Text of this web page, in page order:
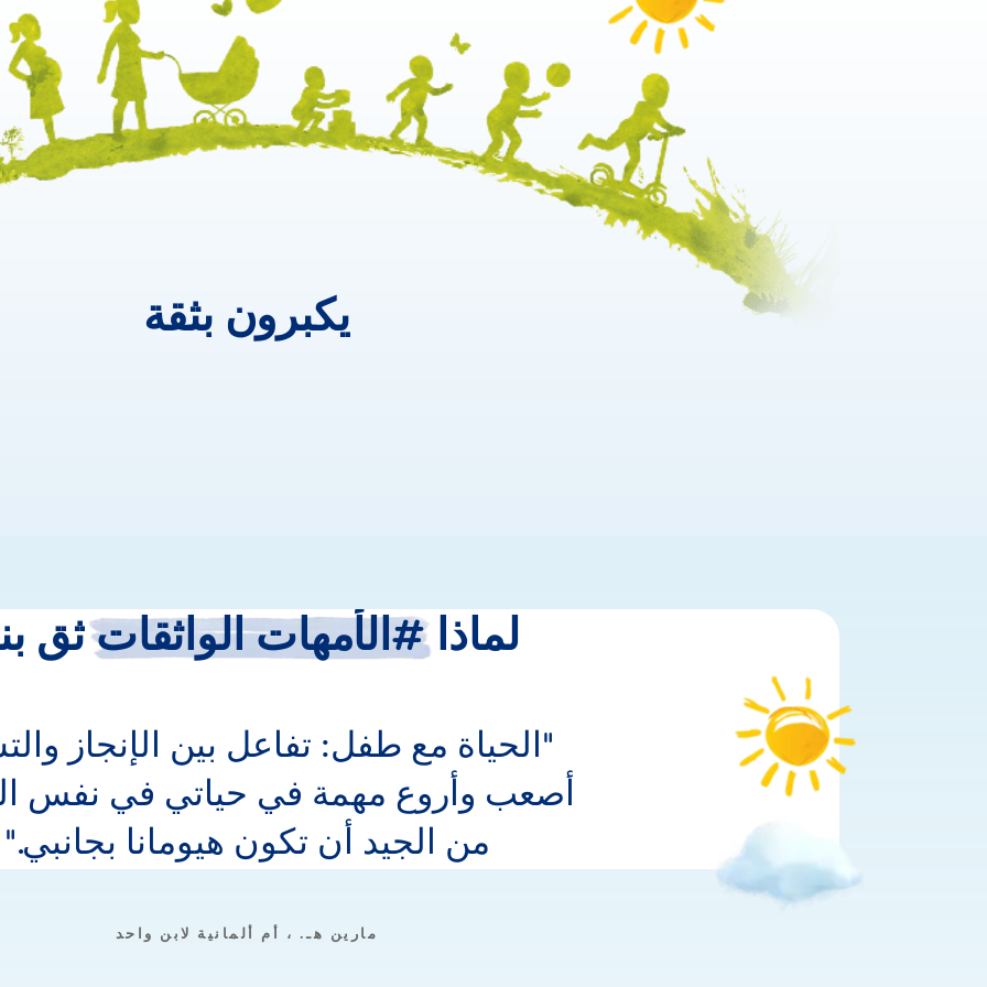
يكبرون بثقة
لماذا #الأمهات الواثقات ثق
الحياة مع طفل: تفاعل بين الإنجاز
أصعب وأروع مهمة في حياتي في نفس
من الجيد أن تكون هيومانا بجانبي.
مارين هـ. ، أم ألمانية لابن واحد